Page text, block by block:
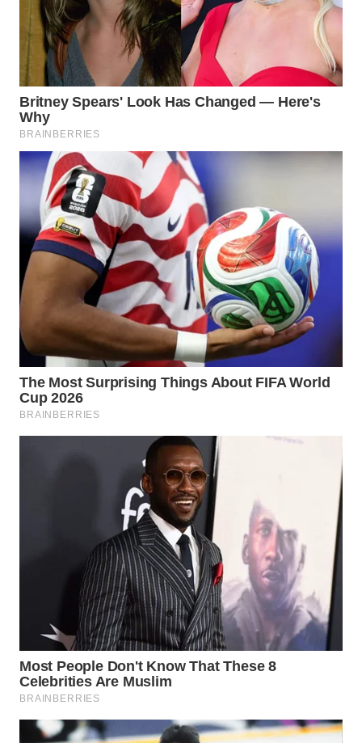
WN
INDRAMAYU
WN
KUNINGAN
WN
MAJALENGKA
WN
SUBANG
WN
SUKABUMI
PURWAKARTA
WN
PRIANGAN
TIMUR
BOROBUDUR
WN
MADURA
WN